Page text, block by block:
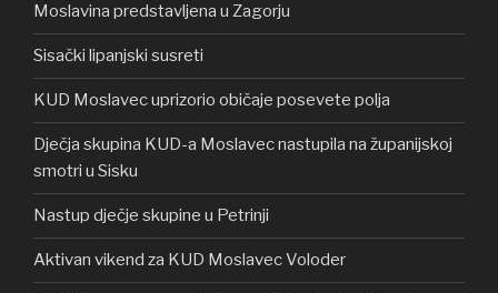
Moslavina predstavljena u Zagorju
Sisački lipanjski susreti
KUD Moslavec uprizorio običaje posevete polja
Dječja skupina KUD-a Moslavec nastupila na županijskoj
smotri u Sisku
Nastup dječje skupine u Petrinji
Aktivan vikend za KUD Moslavec Voloder